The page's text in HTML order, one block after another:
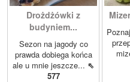
Drożdżówki z
budyniem...
Sezon na jagody co
prawda dobiega końca
ale u mnie jeszcze... ⇖
577